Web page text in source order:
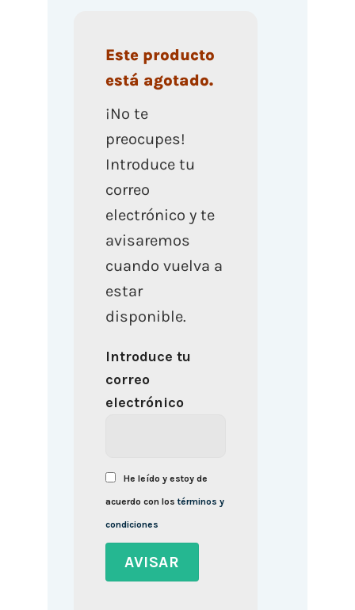
Este producto
está agotado.
¡No te
preocupes!
Introduce tu
correo
electrónico y te
avisaremos
cuando vuelva a
estar
disponible.
Introduce tu
correo
electrónico
He leído y estoy de
acuerdo con lostérminos y
condiciones